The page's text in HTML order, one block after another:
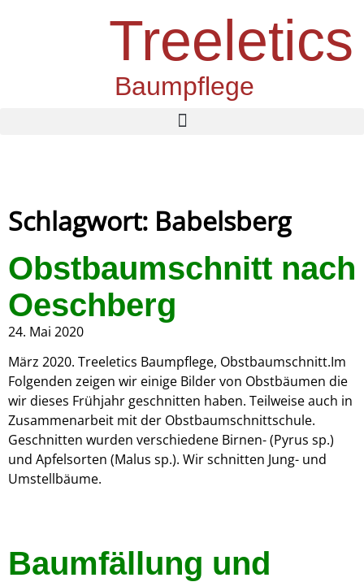
Treeletics
Baumpflege
Schlagwort: Babelsberg
Obstbaumschnitt nach
Oeschberg
24. Mai 2020
März 2020. Treeletics Baumpflege, Obstbaumschnitt.Im
Folgenden zeigen wir einige Bilder von Obstbäumen die
wir dieses Frühjahr geschnitten haben. Teilweise auch in
Zusammenarbeit mit der Obstbaumschnittschule.
Geschnitten wurden verschiedene Birnen- (Pyrus sp.)
und Apfelsorten (Malus sp.). Wir schnitten Jung- und
Umstellbäume.
Baumfällung und